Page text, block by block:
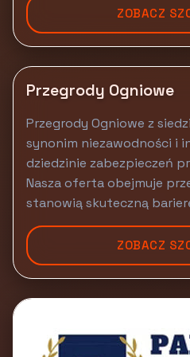
ZOBACZ
Przegrody Ogniowe
Przegrody Ogniowe z
synonim niezawodności i
dziedzinie zabezpieczeń
Nasza oferta obejmuje
stanowią skuteczną
ZOBACZ